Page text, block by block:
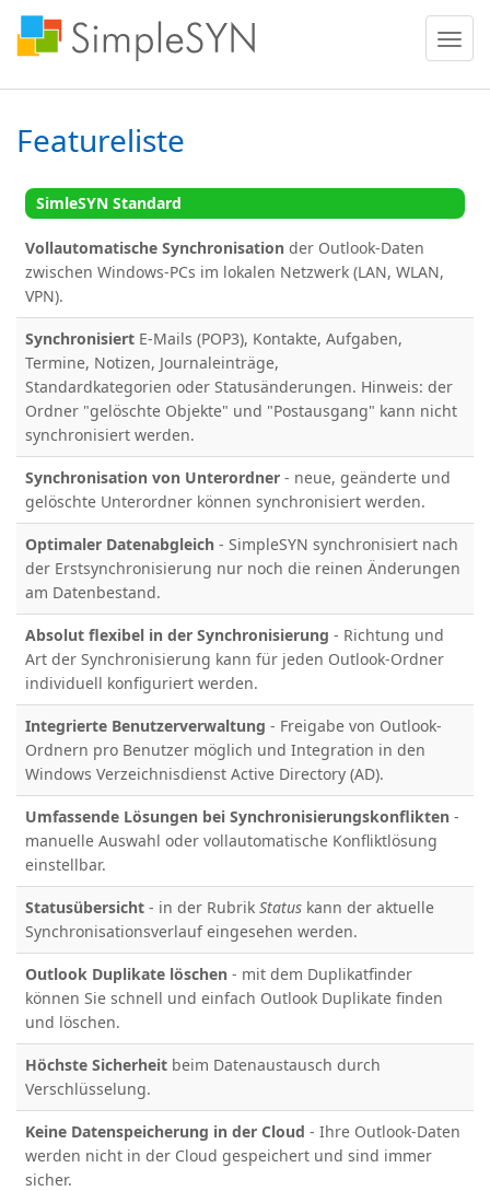
Menü
ein
oder
Featureliste
SimleSYN Standard
Vollautomatische Synchronisation der Outlook-Daten
zwischen Windows-PCs im lokalen Netzwerk (LAN, WLAN,
VPN).
Synchronisiert E-Mails (POP3), Kontakte, Aufgaben,
Termine, Notizen, Journaleinträge,
Standardkategorien oder Statusänderungen. Hinweis: der
Ordner "gelöschte Objekte" und "Postausgang" kann nicht
synchronisiert werden.
Synchronisation von Unterordner - neue, geänderte und
gelöschte Unterordner können synchronisiert werden.
Optimaler Datenabgleich - SimpleSYN synchronisiert nach
der Erstsynchronisierung nur noch die reinen Änderungen
am Datenbestand.
Absolut flexibel in der Synchronisierung - Richtung und
Art der Synchronisierung kann für jeden Outlook-Ordner
individuell konfiguriert werden.
Integrierte Benutzerverwaltung - Freigabe von Outlook-
Ordnern pro Benutzer möglich und Integration in den
Windows Verzeichnisdienst Active Directory (AD).
Umfassende Lösungen bei Synchronisierungskonflikten -
manuelle Auswahl oder vollautomatische Konfliktlösung
einstellbar.
Statusübersicht - in der Rubrik Status kann der aktuelle
Synchronisationsverlauf eingesehen werden.
Outlook Duplikate löschen - mit dem Duplikatfinder
können Sie schnell und einfach Outlook Duplikate finden
und löschen.
Höchste Sicherheit beim Datenaustausch durch
Verschlüsselung.
Keine Datenspeicherung in der Cloud - Ihre Outlook-Daten
werden nicht in der Cloud gespeichert und sind immer
sicher.